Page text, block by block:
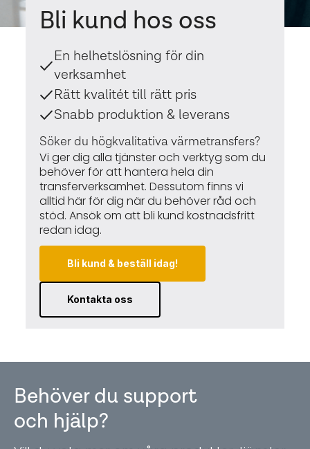
Bli kund hos oss
En helhetslösning för din
verksamhet
Rätt kvalitét till rätt pris
Snabb produktion & leverans
Söker du högkvalitativa värmetransfers?
Vi ger dig alla tjänster och verktyg som du
behöver för att hantera hela din
transferverksamhet. Dessutom finns vi
alltid här för dig när du behöver råd och
stöd. Ansök om att bli kund kostnadsfritt
redan idag.
Bli kund & beställ idag!
Kontakta oss
Behöver du support
och hjälp?